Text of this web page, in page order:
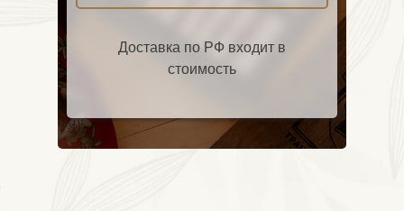
Доставка по РФ входит в
стоимость